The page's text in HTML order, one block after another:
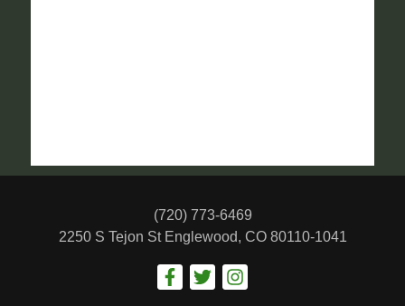
(720) 773-6469
2250 S Tejon St Englewood, CO 80110-1041